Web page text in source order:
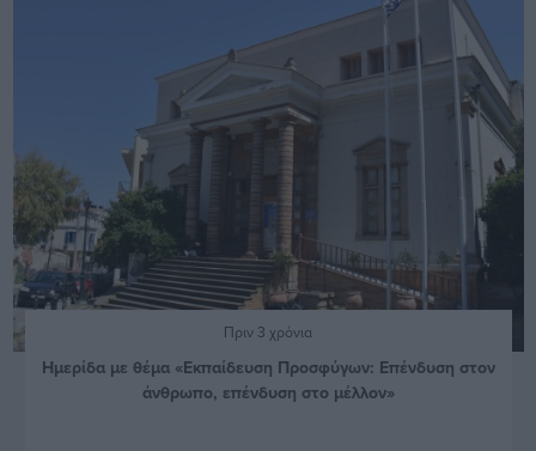
Πριν 3 χρόνια
Ημερίδα με θέμα «Εκπαίδευση Προσφύγων: Επένδυση στον
άνθρωπο, επένδυση στο μέλλον»